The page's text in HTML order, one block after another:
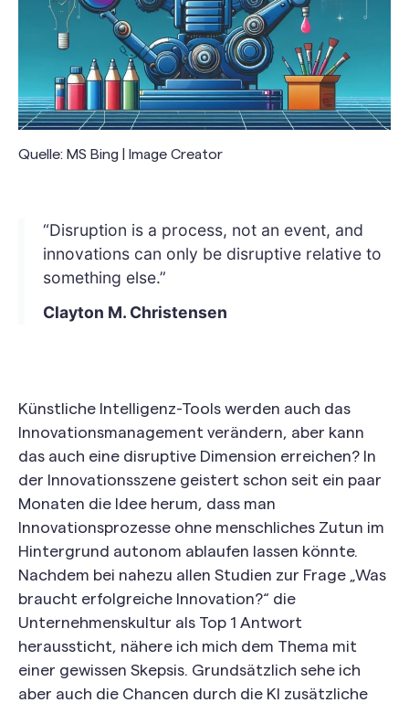
Quelle: MS Bing | Image Creator
“Disruption is a process, not an event, and
innovations can only be disruptive relative to
something else.”
Clayton M. Christensen
Künstliche Intelligenz-Tools werden auch das
Innovationsmanagement verändern, aber kann
das auch eine disruptive Dimension erreichen? In
der Innovationsszene geistert schon seit ein paar
Monaten die Idee herum, dass man
Innovationsprozesse ohne menschliches Zutun im
Hintergrund autonom ablaufen lassen könnte.
Nachdem bei nahezu allen Studien zur Frage „Was
braucht erfolgreiche Innovation?“ die
Unternehmenskultur als Top 1 Antwort
heraussticht, nähere ich mich dem Thema mit
einer gewissen Skepsis. Grundsätzlich sehe ich
aber auch die Chancen durch die KI zusätzliche